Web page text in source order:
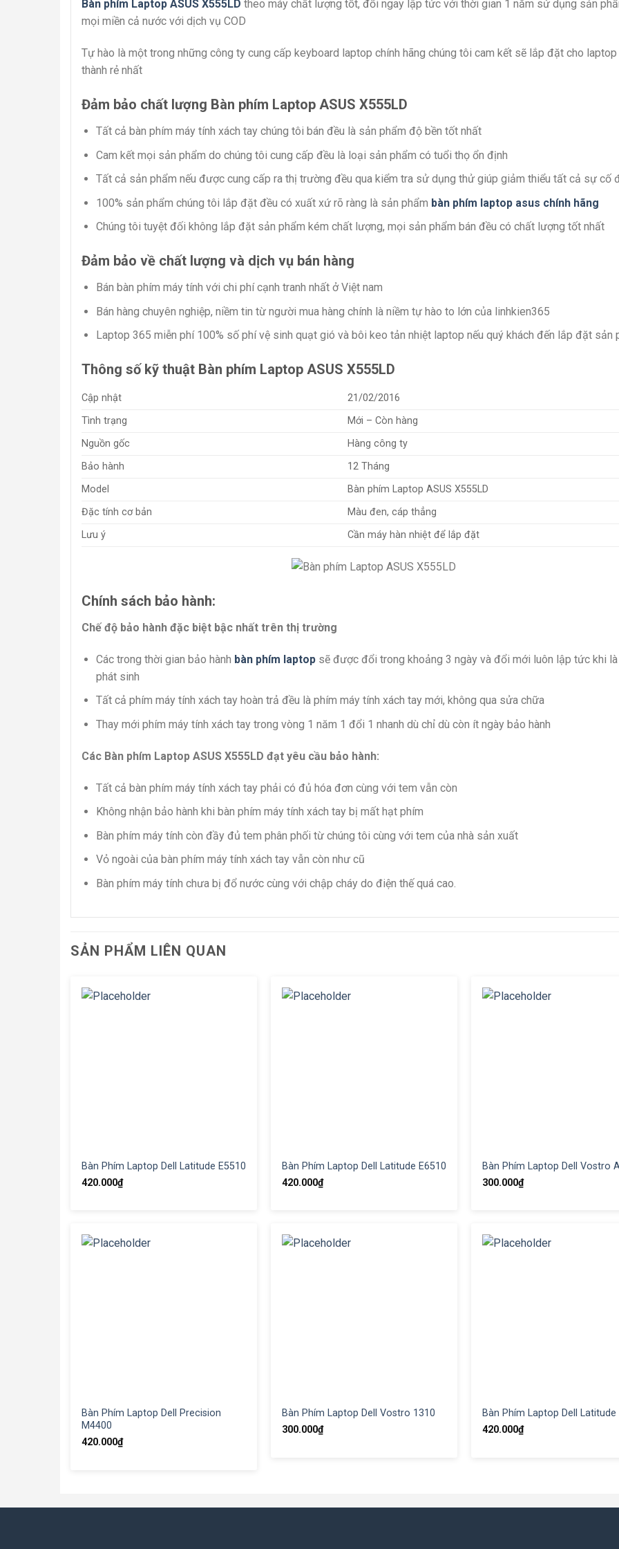
Bàn phím Laptop ASUS X555LD theo máy chất lượng tốt, đổi ngay lập tức với thời gian 1 năm sử dụng sản
mọi miền cả nước với dịch vụ COD
Tự hào là một trong những công ty cung cấp keyboard laptop chính hãng chúng tôi cam kết sẽ lắp đặt cho
thành rẻ nhất
Đảm bảo chất lượng Bàn phím Laptop ASUS X555LD
Tất cả bàn phím máy tính xách tay chúng tôi bán đều là sản phẩm độ bền tốt nhất
Cam kết mọi sản phẩm do chúng tôi cung cấp đều là loại sản phẩm có tuổi thọ ổn định
Tất cả sản phẩm nếu được cung cấp ra thị trường đều qua kiểm tra sử dụng thử giúp giảm thiểu tất cả sự cố
100% sản phẩm chúng tôi lắp đặt đều có xuất xứ rõ ràng là sản phẩm bàn phím laptop asus chính hãng
Chúng tôi tuyệt đối không lắp đặt sản phẩm kém chất lượng, mọi sản phẩm bán đều có chất lượng tốt nhất
Đảm bảo về chất lượng và dịch vụ bán hàng
Bán bàn phím máy tính với chi phí cạnh tranh nhất ở Việt nam
Bán hàng chuyên nghiệp, niềm tin từ người mua hàng chính là niềm tự hào to lớn của linhkien365
Laptop 365 miễn phí 100% số phí vệ sinh quạt gió và bôi keo tản nhiệt laptop nếu quý khách đến lắp đặt sản
Thông số kỹ thuật Bàn phím Laptop ASUS X555LD
Cập nhật
21/02/2016
Tình trạng
Mới – Còn hàng
Nguồn gốc
Hàng công ty
Bảo hành
12 Tháng
Model
Bàn phím Laptop ASUS X555LD
Đặc tính cơ bản
Màu đen, cáp thẳng
Lưu ý
Cần máy hàn nhiệt để lắp đặt
Chính sách bảo hành:
Chế độ bảo hành đặc biệt bậc nhất trên thị trường
Các trong thời gian bảo hành bàn phím laptopsẽ được đổi trong khoảng 3 ngày và đổi mới luôn lập tức khi
phát sinh
Tất cả phím máy tính xách tay hoàn trả đều là phím máy tính xách tay mới, không qua sửa chữa
Thay mới phím máy tính xách tay trong vòng 1 năm 1 đổi 1 nhanh dù chỉ dù còn ít ngày bảo hành
Các Bàn phím Laptop ASUS X555LD đạt yêu cầu bảo hành:
Tất cả bàn phím máy tính xách tay phải có đủ hóa đơn cùng với tem vẫn còn
Không nhận bảo hành khi bàn phím máy tính xách tay bị mất hạt phím
Bàn phím máy tính còn đầy đủ tem phân phối từ chúng tôi cùng với tem của nhà sản xuất
Vỏ ngoài của bàn phím máy tính xách tay vẫn còn như cũ
Bàn phím máy tính chưa bị đổ nước cùng với chập cháy do điện thế quá cao.
SẢN PHẨM LIÊN QUAN
Bàn Phím Laptop Dell Latitude E5510
420.000₫
Bàn Phím Laptop Dell Latitude E6510
420.000₫
Bàn Phím Laptop Dell Vostro
300.000₫
Bàn Phím Laptop Dell Precision
M4400
420.000₫
Bàn Phím Laptop Dell Vostro 1310
300.000₫
Bàn Phím Laptop Dell Latitude
420.000₫